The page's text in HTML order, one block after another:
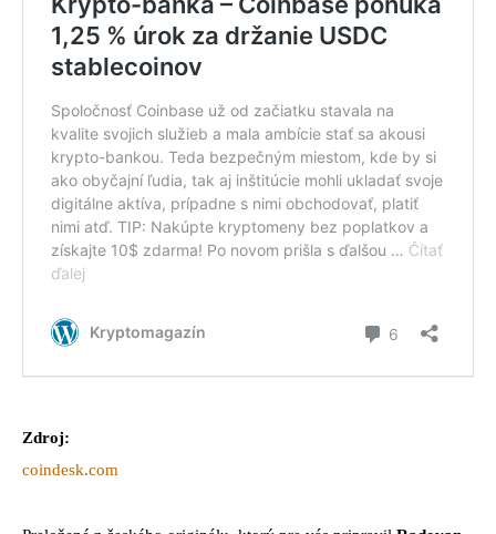
Zdroj:
coindesk.com